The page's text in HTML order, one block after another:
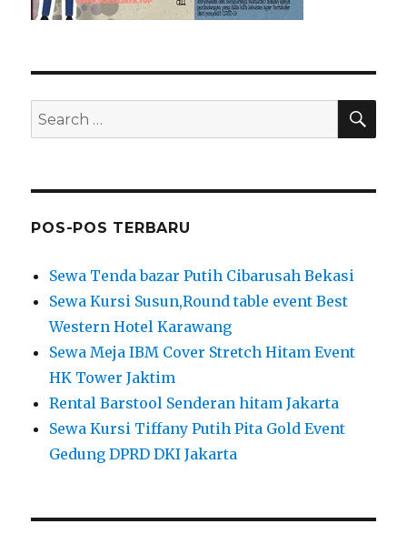
Search
for:
POS-POS TERBARU
Sewa Tenda bazar Putih Cibarusah Bekasi
Sewa Kursi Susun,Round table event Best
Western Hotel Karawang
Sewa Meja IBM Cover Stretch Hitam Event
HK Tower Jaktim
Rental Barstool Senderan hitam Jakarta
Sewa Kursi Tiffany Putih Pita Gold Event
Gedung DPRD DKI Jakarta